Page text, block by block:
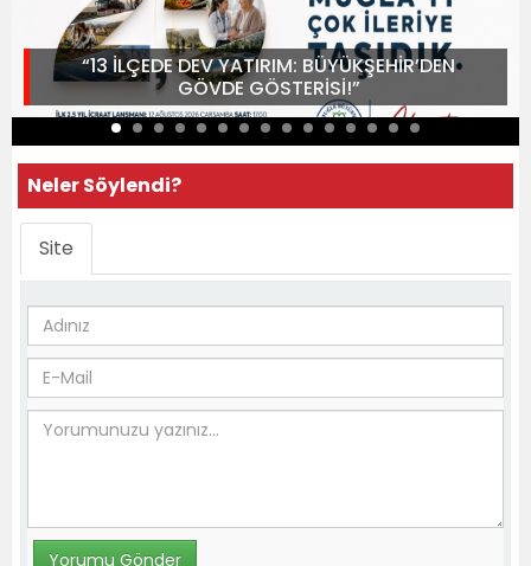
“13 İLÇEDE DEV YATIRIM: BÜYÜKŞEHİR’DEN
GÖVDE GÖSTERİSİ!”
Neler Söylendi?
Site